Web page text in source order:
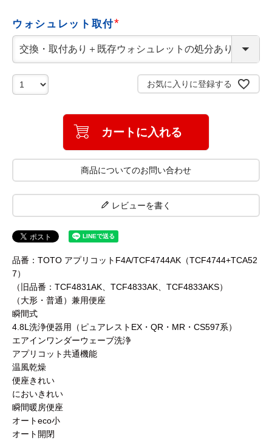
ウォシュレット取付
(
必
お気に入りに登録する
カートに入れる
商品についてのお問い合わせ
レビューを書く
品番：TOTO アプリコットF4A/TCF4744AK（TCF4744+TCA52
7）
（旧品番：TCF4831AK、TCF4833AK、TCF4833AKS）
（大形・普通）兼用便座
瞬間式
4.8L洗浄便器用（ピュアレストEX・QR・MR・CS597系）
エアインワンダーウェーブ洗浄
アプリコット共通機能
温風乾燥
便座きれい
においきれい
瞬間暖房便座
オートeco小
オート開閉